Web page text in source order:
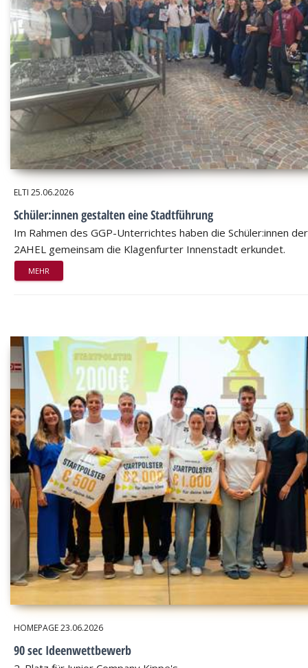
ELTI 25.06.2026
Schüler:innen gestalten eine Stadtführung
Im Rahmen des GGP-Unterrichtes haben die Schüler:innen der
2AHEL gemeinsam die Klagenfurter Innenstadt erkundet.
MEHR
HOMEPAGE23.06.2026
90 sec Ideenwettbewerb